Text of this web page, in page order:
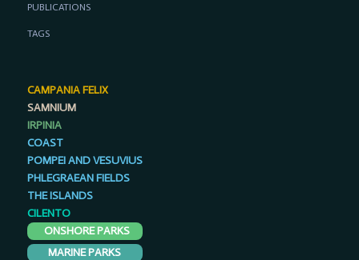
PUBLICATIONS
TAGS
CAMPANIA FELIX
SAMNIUM
IRPINIA
COAST
POMPEI AND VESUVIUS
PHLEGRAEAN FIELDS
THE ISLANDS
CILENTO
ONSHORE PARKS
MARINE PARKS